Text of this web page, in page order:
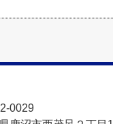
0029